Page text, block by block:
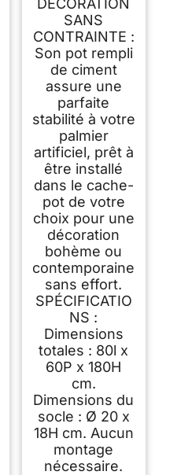
DÉCORATION
SANS
CONTRAINTE :
Son pot rempli
de ciment
assure une
parfaite
stabilité à votre
palmier
artificiel, prêt à
être installé
dans le cache-
pot de votre
choix pour une
décoration
bohème ou
contemporaine
sans effort.
SPÉCIFICATIO
NS :
Dimensions
totales : 80l x
60P x 180H
cm.
Dimensions du
socle : Ø 20 x
18H cm. Aucun
montage
nécessaire.